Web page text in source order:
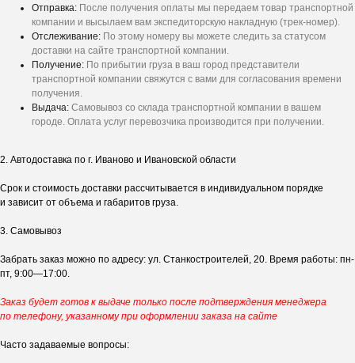
Отправка: После получения оплаты мы передаем товар транспортной
компании и высылаем вам экспедиторскую накладную (трек-номер).
Отслеживание: По этому номеру вы можете следить за статусом
доставки на сайте транспортной компании.
Получение: По прибытии груза в ваш город представители
транспортной компании свяжутся с вами для согласования времени
получения.
Выдача: Самовывоз со склада транспортной компании в вашем
городе. Оплата услуг перевозчика производится при получении.
2. Автодоставка по г. Иваново и Ивановской области
Срок и стоимость доставки рассчитывается в индивидуальном порядке
и зависит от объема и габаритов груза.
3. Самовывоз
Забрать заказ можно по адресу: ул. Станкостроителей, 20. Время работы: пн-
пт, 9:00—17:00.
Заказ будет готов к выдаче только после подтверждения менеджера
по телефону, указанному при оформлении заказа на сайте
Часто задаваемые вопросы:
рассчитаем стоимость под ваш проект.
Получитеперсональное
предложение на ворота